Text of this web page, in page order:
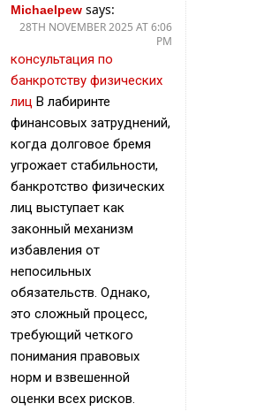
Michaelpew says:
28TH NOVEMBER 2025 AT 6:06
PM
консультация по
банкротству физических
лиц В лабиринте
финансовых затруднений,
когда долговое бремя
угрожает стабильности,
банкротство физических
лиц выступает как
законный механизм
избавления от
непосильных
обязательств. Однако,
это сложный процесс,
требующий четкого
понимания правовых
норм и взвешенной
оценки всех рисков.